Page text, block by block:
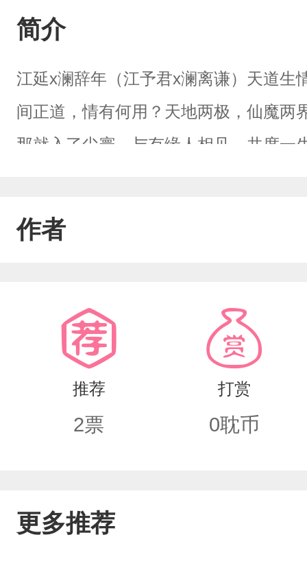
简介
江延x澜辞年（江予君x澜离谦）天道生
间正道，情有何用？天地两极，仙魔两
那就入了尘寰，与有缘人相见，共度
作者
推荐
2票
打赏
0耽币
更多推荐